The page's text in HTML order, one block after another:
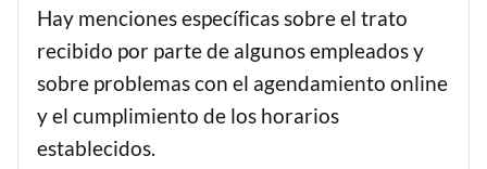
Hay menciones específicas sobre el trato
recibido por parte de algunos empleados y
sobre problemas con el agendamiento online
y el cumplimiento de los horarios
establecidos.